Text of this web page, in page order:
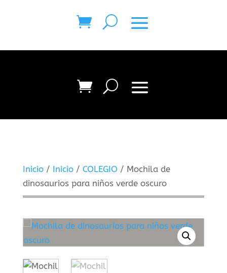
Inicio/ Inicio/ COLEGIO / Mochila de
dinosaurios para niños verde oscuro